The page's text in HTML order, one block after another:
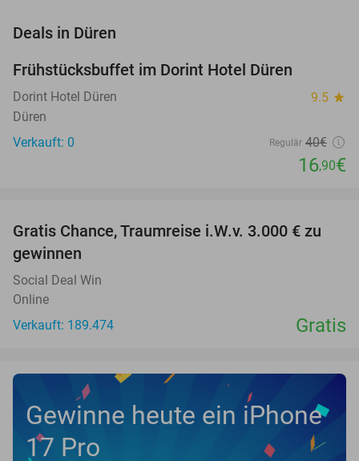
Deals in Düren
TODAY
Frühstücksbuffet im Dorint Hotel Düren
Dorint Hotel Düren 9.5 star
Düren
Verkauft: 0
Regulär 40€
16,90€
Gratis Chance, Traumreise i.W.v. 3.000 € zu
gewinnen
Social Deal Win
Online
Verkauft: 189.474
Gratis
Gewinne heute ein iPhone
17 Pro